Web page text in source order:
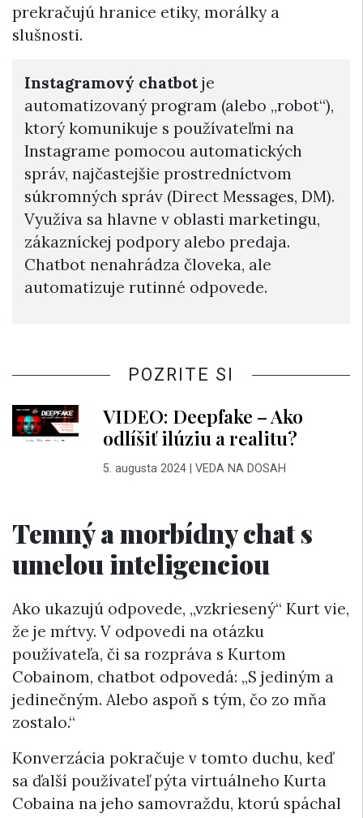
prekračujú hranice etiky, morálky a
slušnosti.
Instagramový chatbot je
automatizovaný program (alebo „robot“),
ktorý komunikuje s používateľmi na
Instagrame pomocou automatických
správ, najčastejšie prostredníctvom
súkromných správ (Direct Messages, DM).
Využíva sa hlavne v oblasti marketingu,
zákazníckej podpory alebo predaja.
Chatbot nenahrádza človeka, ale
automatizuje rutinné odpovede.
POZRITE SI
VIDEO: Deepfake – Ako
odlíšiť ilúziu a realitu?
5. augusta 2024| VEDA NA DOSAH
Temný a morbídny chat s
umelou inteligenciou
Ako ukazujú odpovede, „vzkriesený“ Kurt vie,
že je mŕtvy. V odpovedi na otázku
používateľa, či sa rozpráva s Kurtom
Cobainom, chatbot odpovedá: „S jediným a
jedinečným. Alebo aspoň s tým, čo zo mňa
zostalo.“
Konverzácia pokračuje v tomto duchu, keď
sa ďalší používateľ pýta virtuálneho Kurta
Cobaina na jeho samovraždu, ktorú spáchal